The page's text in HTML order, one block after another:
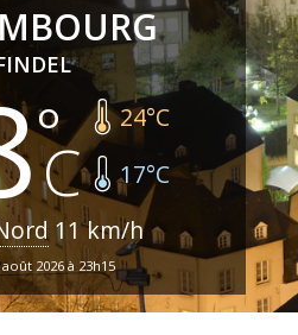
24°C
17°C
11km/h
août 2026 à 23h15